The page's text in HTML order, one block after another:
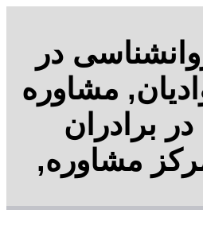
در
مشاوره
در برادران
مشاوره,